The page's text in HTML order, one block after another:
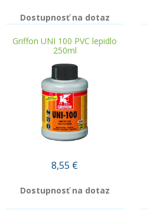
Dostupnosť na dotaz
Griffon UNI 100 PVC lepidlo
250ml
8,55 €
Dostupnosť na dotaz